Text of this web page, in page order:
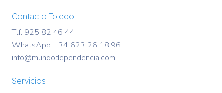
Contacto Toledo
Tlf: 925 82 46 44
WhatsApp: +34 623 26 18 96
info@mundodependencia.com
Servicios